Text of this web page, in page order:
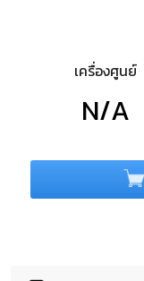
เครื่องศูนย์
N/A